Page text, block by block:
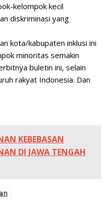
kelompok kecil
diskriminasi yang
kota/kabupaten inklusi ini
minoritas semakin
buletin ini, selain
rakyat Indonesia. Dan
KEBEBASAN
DI JAWA TENGAH